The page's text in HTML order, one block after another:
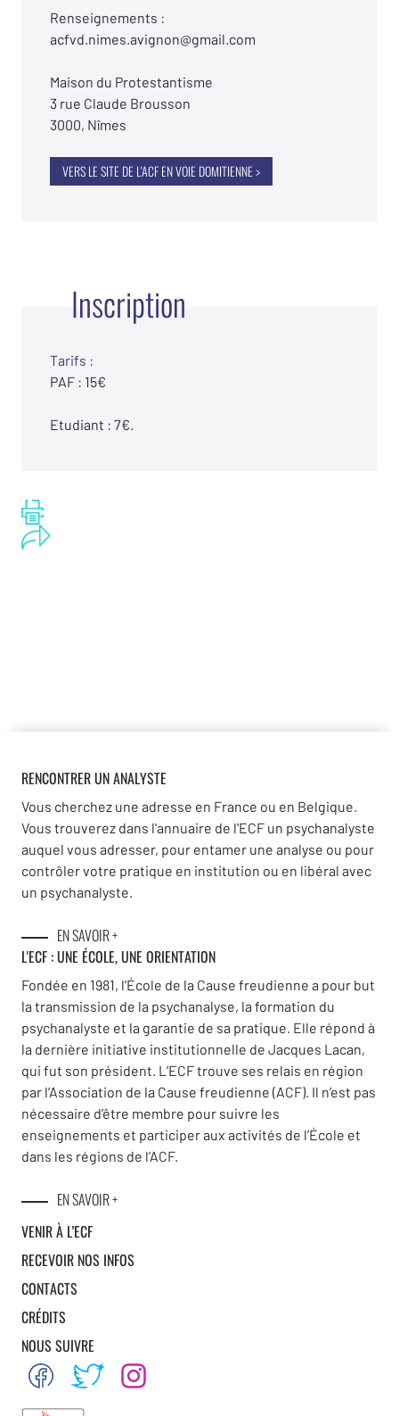
Renseignements :
acfvd.nimes.avignon@gmail.com
Maison du Protestantisme
3 rue Claude Brousson
3000, Nîmes
VERS LE SITE DE L'ACF EN VOIE DOMITIENNE >
Inscription
Tarifs :
PAF : 15€
Etudiant : 7€.
RENCONTRER UN ANALYSTE
Vous cherchez une adresse en France ou en Belgique.
Vous trouverez dans l'annuaire de l'ECF un psychanalyste
auquel vous adresser, pour entamer une analyse ou pour
contrôler votre pratique en institution ou en libéral avec
un psychanalyste.
EN SAVOIR +
L'ECF : UNE ÉCOLE, UNE ORIENTATION
Fondée en 1981, l’École de la Cause freudienne a pour but
la transmission de la psychanalyse, la formation du
psychanalyste et la garantie de sa pratique. Elle répond à
la dernière initiative institutionnelle de Jacques Lacan,
qui fut son président. L’ECF trouve ses relais en région
par l’Association de la Cause freudienne (ACF). Il n’est pas
nécessaire d’être membre pour suivre les
enseignements et participer aux activités de l’École et
dans les régions de l’ACF.
EN SAVOIR +
VENIR À L’ECF
RECEVOIR NOS INFOS
CONTACTS
CRÉDITS
NOUS SUIVRE